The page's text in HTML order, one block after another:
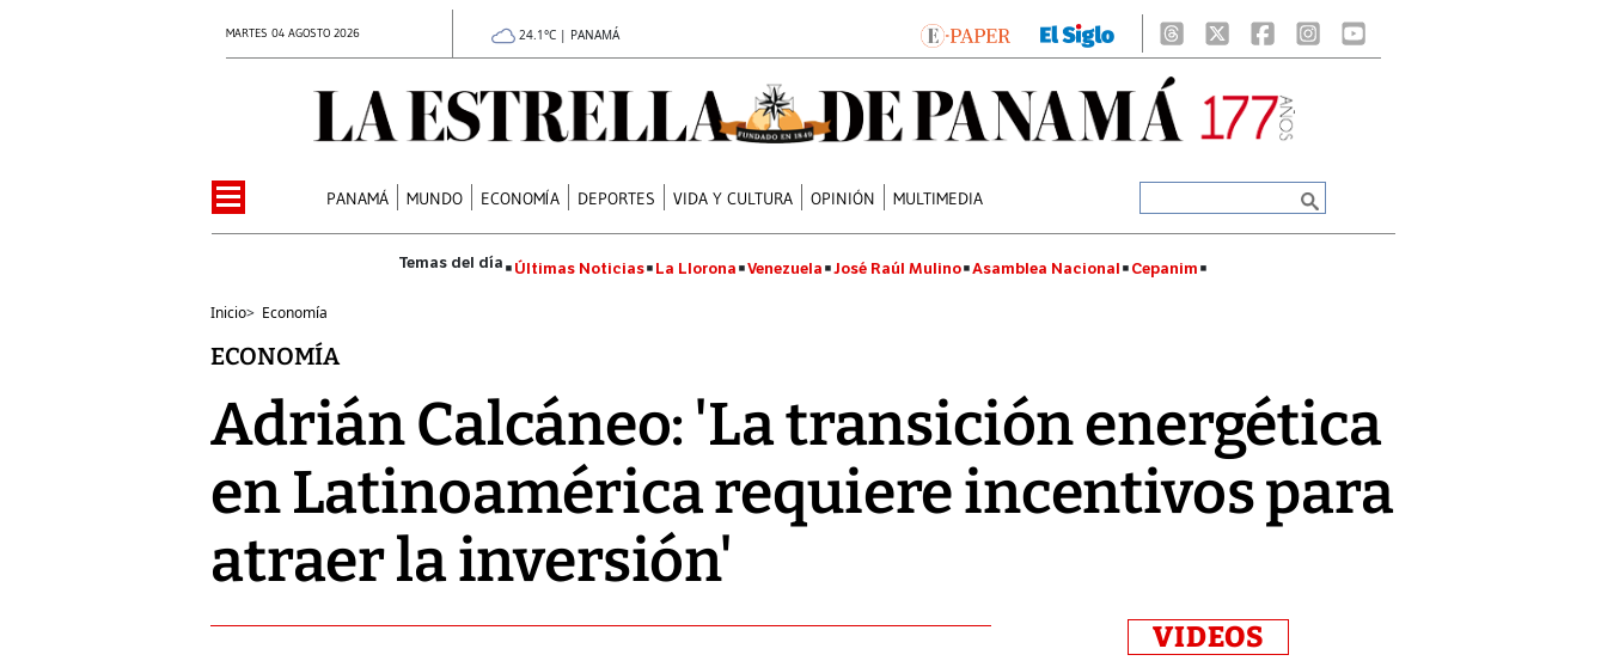
MARTES 04 AGOSTO 2026 24.1°C | PANAMÁ
PANAMÁ MUNDO ECONOMÍA DEPORTES VIDA Y CULTURA OPINIÓN MULTIMEDIA
Últimas Noticias La Llorona Venezuela José Raúl Mulino Asamblea Nacional Cepanim
Inicio> Economía
ECONOMÍA
Adrián Calcáneo: 'La transición energética
en Latinoamérica requiere incentivos para
atraer la inversión'
VIDEOS